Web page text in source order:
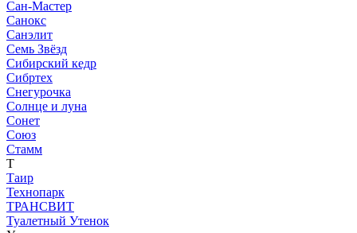
Сан-Мастер
Санокс
Санэлит
Семь Звёзд
Сибирский кедр
Сибртех
Снегурочка
Солнце и луна
Сонет
Союз
Стамм
Т
Таир
Технопарк
ТРАНСВИТ
Туалетный Утенок